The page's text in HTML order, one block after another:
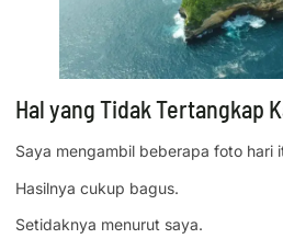
Hal yang Tidak Tertangkap
Saya mengambil beberapa foto hari
Hasilnya cukup bagus.
Setidaknya menurut saya.